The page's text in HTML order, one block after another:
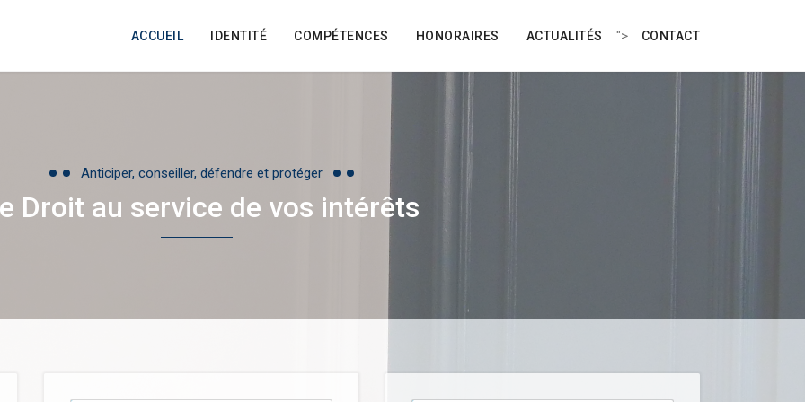
ACCUEIL IDENTITÉ COMPÉTENCES HONORAIRES ACTUALITÉS "> CONTACT
Anticiper, conseiller, défendre et protéger
Droit au service de vos intérêts